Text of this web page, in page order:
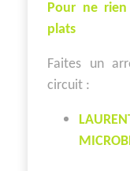
Pour ne
plats
Faites un
circuit :